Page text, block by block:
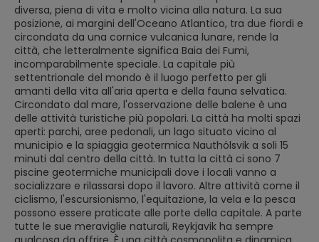
diversa, piena di vita e molto vicina alla natura. La sua
posizione, ai margini dell'Oceano Atlantico, tra due fiordi e
circondata da una cornice vulcanica lunare, rende la
città, che letteralmente significa Baia dei Fumi,
incomparabilmente speciale. La capitale più
settentrionale del mondo è il luogo perfetto per gli
amanti della vita all'aria aperta e della fauna selvatica.
Circondato dal mare, l'osservazione delle balene è una
delle attività turistiche più popolari. La città ha molti spazi
aperti: parchi, aree pedonali, un lago situato vicino al
municipio e la spiaggia geotermica Nauthólsvik a soli 15
minuti dal centro della città. In tutta la città ci sono 7
piscine geotermiche municipali dove i locali vanno a
socializzare e rilassarsi dopo il lavoro. Altre attività come il
ciclismo, l'escursionismo, l'equitazione, la vela e la pesca
possono essere praticate alle porte della capitale. A parte
tutte le sue meraviglie naturali, Reykjavik ha sempre